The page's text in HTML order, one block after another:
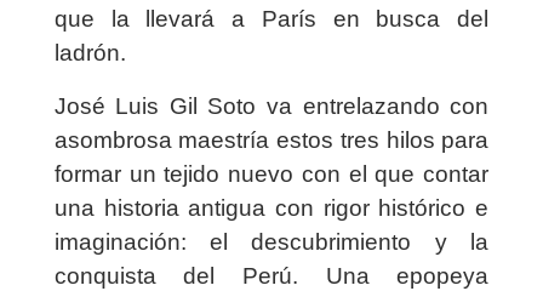
que la llevará a París en busca del
ladrón.
José Luis Gil Soto va entrelazando con
asombrosa maestría estos tres hilos para
formar un tejido nuevo con el que contar
una historia antigua con rigor histórico e
imaginación: el descubrimiento y la
conquista del Perú. Una epopeya